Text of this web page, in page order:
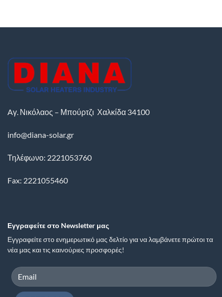
Aγ. Νικόλαος – Μπούρτζι Χαλκίδα 34100
info@diana-solar.gr
Τηλέφωνο: 2221053760
Fax: 2221055460
Εγγραφείτε στο Newsletter μας
Εγγραφείτε στο ενημερωτικό μας δελτίο για να λαμβάνετε πρώτοι τα
νέα μας και τις καινούριες προσφορές!